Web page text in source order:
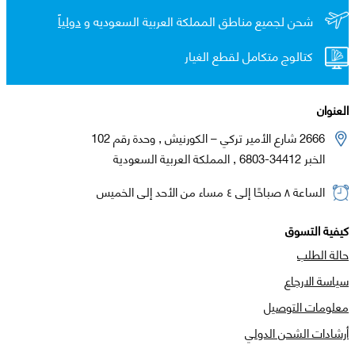
شحن لجميع مناطق المملكة العربية السعوديه ودولياً
كتالوج متكامل لقطع الغيار
العنوان
2666 شارع الأمير تركي – الكورنيش , وحدة رقم 102
الخبر 34412-6803 , المملكة العربية السعودية
الساعة ٨ صباحًا إلى ٤ مساء من الأحد إلى الخميس
كيفية التسوق
حالة الطلب
سياسة الارجاع
معلومات التوصيل
أرشادات الشحن الدولي